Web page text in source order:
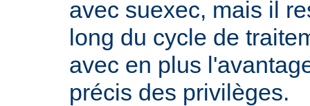
avec suexec, mais il
long du cycle de
avec en plus
précis des privilèges.